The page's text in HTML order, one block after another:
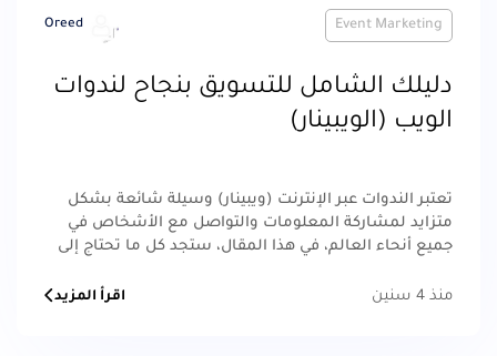
Event Marketing
Oreed
دليلك الشامل للتسويق بنجاح لندوات
الويب (الويبينار)
تعتبر الندوات عبر الإنترنت (ويبينار) وسيلة شائعة بشكل
متزايد لمشاركة المعلومات والتواصل مع الأشخاص في
جميع أنحاء العالم، في هذا المقال، ستجد كل ما تحتاج إلى
منذ 4 سنين
اقرأ المزيد